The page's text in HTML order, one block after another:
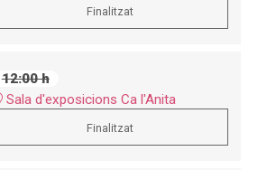
Finalitzat
12:00 h
Sala d'exposicions Ca l'Anita
Finalitzat